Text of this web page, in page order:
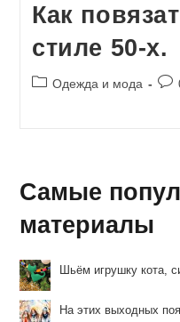
Как
стиле 50-х.
Рубрика
Одежда и мода
Самые
материалы
Шьём игрушку кота,
На этих выходных